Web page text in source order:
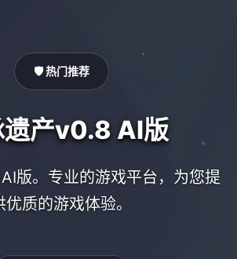
🛡️ 热门推荐
遗产v0.8 AI版
版。专业的游戏平台，为您提
优质的游戏体验。